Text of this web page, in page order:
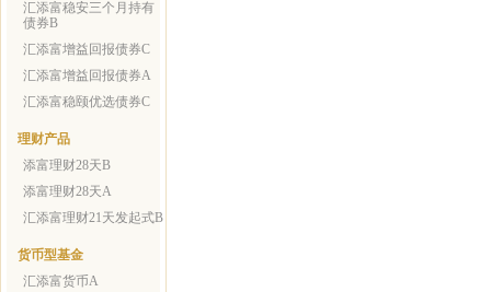
汇添富稳安三个月持有
债券B
汇添富增益回报债券C
汇添富增益回报债券A
汇添富稳颐优选债券C
理财产品
添富理财28天B
添富理财28天A
汇添富理财21天发起式B
货币型基金
汇添富货币A